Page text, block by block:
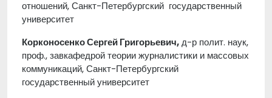
отношений, Санкт-Петербургский государственный
университет
Корконосенко Сергей Григорьевич,д-р полит. наук,
проф., завкафедрой теории журналистики и массовых
коммуникаций, Санкт-Петербургский
государственный университет